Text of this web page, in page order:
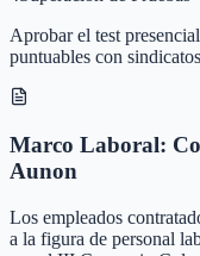
Aprobar el test
puntuables con
Marco Laboral:
Aunon
Los empleados
a la figura de personal